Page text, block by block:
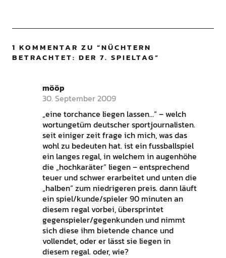
1 KOMMENTAR ZU “NÜCHTERN
BETRACHTET: DER 7. SPIELTAG”
mööp
30. September 2009
„eine torchance liegen lassen…“ – welch
wortungetüm deutscher sportjournalisten.
seit einiger zeit frage ich mich, was das
wohl zu bedeuten hat. ist ein fussballspiel
ein langes regal, in welchem in augenhöhe
die „hochkaräter“ liegen – entsprechend
teuer und schwer erarbeitet und unten die
„halben“ zum niedrigeren preis. dann läuft
ein spiel/kunde/spieler 90 minuten an
diesem regal vorbei, übersprintet
gegenspieler/gegenkunden und nimmt
sich diese ihm bietende chance und
vollendet, oder er lässt sie liegen in
diesem regal. oder, wie?